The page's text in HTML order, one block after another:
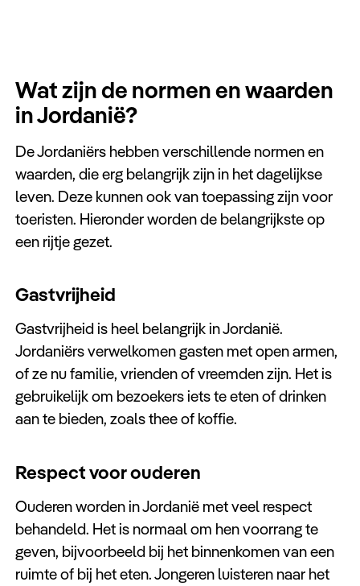
Wat zijn de normen en waarden
in Jordanië?
De Jordaniërs hebben verschillende normen en
waarden, die erg belangrijk zijn in het dagelijkse
leven. Deze kunnen ook van toepassing zijn voor
toeristen. Hieronder worden de belangrijkste op
een rijtje gezet.
Gastvrijheid
Gastvrijheid is heel belangrijk in Jordanië.
Jordaniërs verwelkomen gasten met open armen,
of ze nu familie, vrienden of vreemden zijn. Het is
gebruikelijk om bezoekers iets te eten of drinken
aan te bieden, zoals thee of koffie.
Respect voor ouderen
Ouderen worden in Jordanië met veel respect
behandeld. Het is normaal om hen voorrang te
geven, bijvoorbeeld bij het binnenkomen van een
ruimte of bij het eten. Jongeren luisteren naar het